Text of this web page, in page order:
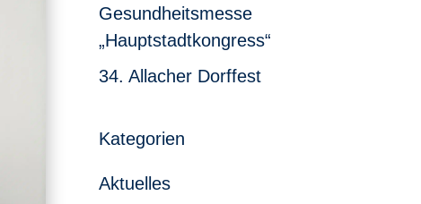
Gesundheitsmesse
„Hauptstadtkongress“
34. Allacher Dorffest
Kategorien
Aktuelles